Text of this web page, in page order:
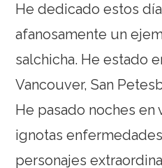
He dedicado estos
afanosamente un
salchicha. He estado
Vancouver, San
He pasado noches en
ignotas
personajes